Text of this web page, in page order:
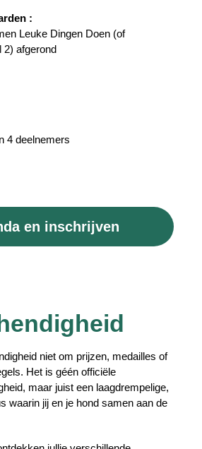
:
Leuke Dingen Doen (of
2) afgerond
4 deelnemers
en inschrijven
niet om prijzen, medailles of
Het is géén officiële
maar juist een laagdrempelige,
waarin jij en je hond samen aan de